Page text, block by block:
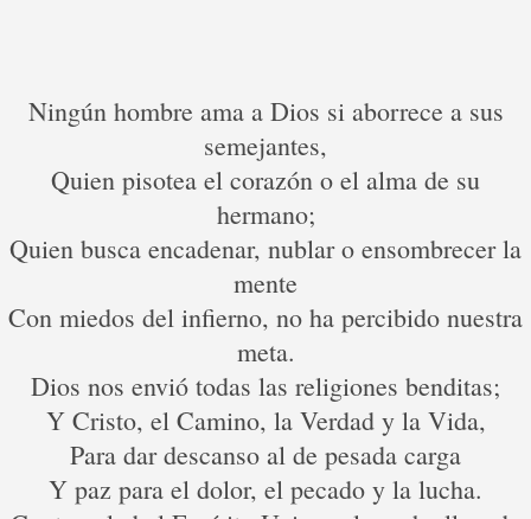
Ningún hombre ama a Dios si aborrece a sus
semejantes,
Quien pisotea el corazón o el alma de su
hermano;
Quien busca encadenar, nublar o ensombrecer la
mente
Con miedos del infierno, no ha percibido nuestra
meta.
Dios nos envió todas las religiones benditas;
Y Cristo, el Camino, la Verdad y la Vida,
Para dar descanso al de pesada carga
Y paz para el dolor, el pecado y la lucha.